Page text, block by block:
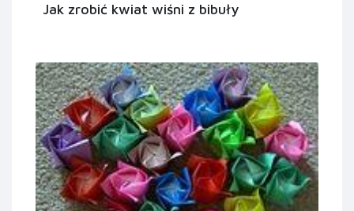
Jak zrobić kwiat wiśni z bibuły